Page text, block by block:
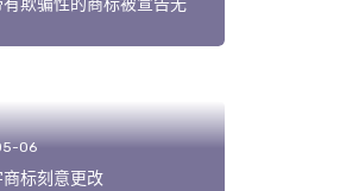
欺骗性的商标被宣告无
06
标刻意更改